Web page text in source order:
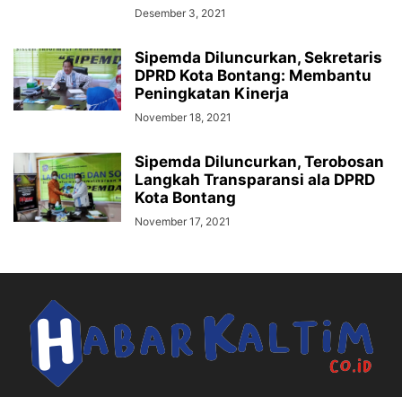
Desember 3, 2021
Sipemda Diluncurkan, Sekretaris
DPRD Kota Bontang: Membantu
Peningkatan Kinerja
November 18, 2021
Sipemda Diluncurkan, Terobosan
Langkah Transparansi ala DPRD
Kota Bontang
November 17, 2021